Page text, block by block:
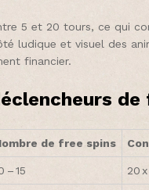
5 et 20 tours, ce qui
ludique et visuel des
financier.
de
de free spins
– 15 20